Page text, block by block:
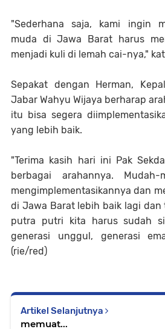
"Sederhana saja, kami ingin
muda di Jawa Barat harus
menjadi kuli di lemah cai-nya,"
Sepakat dengan Herman,
Jabar Wahyu Wijaya berharap
itu bisa segera
yang lebih baik.
"Terima kasih hari ini Pak
berbagai arahannya.
mengimplementasikannya dan
di Jawa Barat lebih baik lagi
putra putri kita harus sudah
generasi unggul, generasi
(rie/red)
Artikel Selanjutnya
memuat...